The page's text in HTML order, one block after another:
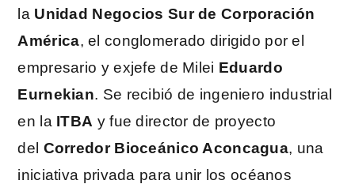
la Unidad Negocios Sur de Corporación
América, el conglomerado dirigido por el
empresario y exjefe de Milei Eduardo
Eurnekian. Se recibió de ingeniero industrial
en la ITBA y fue director de proyecto
del Corredor Bioceánico Aconcagua, una
iniciativa privada para unir los océanos